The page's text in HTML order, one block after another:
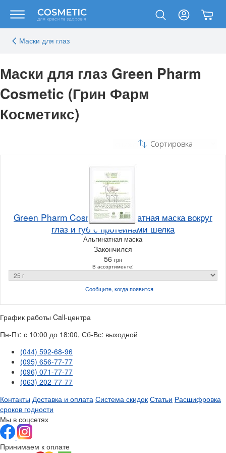
Маски для глаз
Маски для глаз Green Pharm
Cosmetic (Грин Фарм
Косметикс)
Сортировка
Green Pharm Cosmetic Альгинатная маска вокруг
глаз и губ с протеинами шелка
Альгинатная маска
Закончился
56 грн
В ассортименте:
Сообщите, когдапоявится
График работы Call-центра
Пн-Пт: с 10:00 до 18:00, Сб-Вс: выходной
(044) 592-68-96
(095) 656-77-77
(096) 071-77-77
(063) 202-77-77
Контакты Доставка и оплата Система скидок Статьи Расшифровка
сроков годности
Мы в соцсетях
Принимаем к оплате